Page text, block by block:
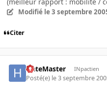
Modifié le 3 septembre
Citer
HateMaster INpactien
Posté(e) le 3 septembre